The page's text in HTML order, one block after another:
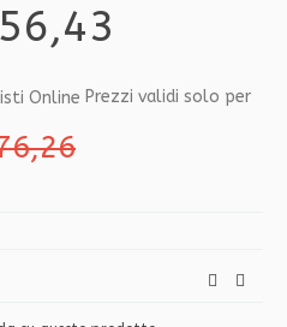
Prezzi validi solo per